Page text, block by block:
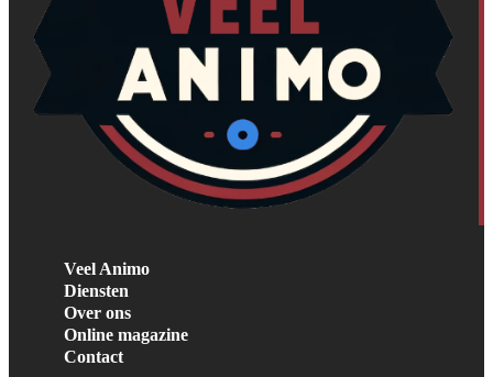
Veel Animo
Diensten
Over ons
Online magazine
Contact